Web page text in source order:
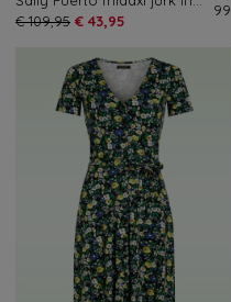
€ 109,95 € 43,95
99